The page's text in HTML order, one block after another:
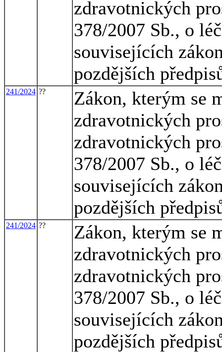
zdravotnických
378/2007 Sb., o
souvisejících
pozdějších
241/2024 ??
Zákon, kterým se
zdravotnických
zdravotnických
378/2007 Sb., o
souvisejících
pozdějších
241/2024 ??
Zákon, kterým se
zdravotnických
zdravotnických
378/2007 Sb., o
souvisejících
pozdějších